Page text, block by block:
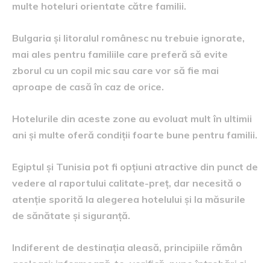
multe hoteluri orientate către familii.
Bulgaria și litoralul românesc nu trebuie ignorate,
mai ales pentru familiile care preferă să evite
zborul cu un copil mic sau care vor să fie mai
aproape de casă în caz de orice.
Hotelurile din aceste zone au evoluat mult în ultimii
ani și multe oferă condiții foarte bune pentru familii.
Egiptul și Tunisia pot fi opțiuni atractive din punct de
vedere al raportului calitate-preț, dar necesită o
atenție sporită la alegerea hotelului și la măsurile
de sănătate și siguranță.
Indiferent de destinația aleasă, principiile rămân